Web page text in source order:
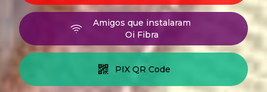
Amigos que instalaram
Oi Fibra
PIX QR Code